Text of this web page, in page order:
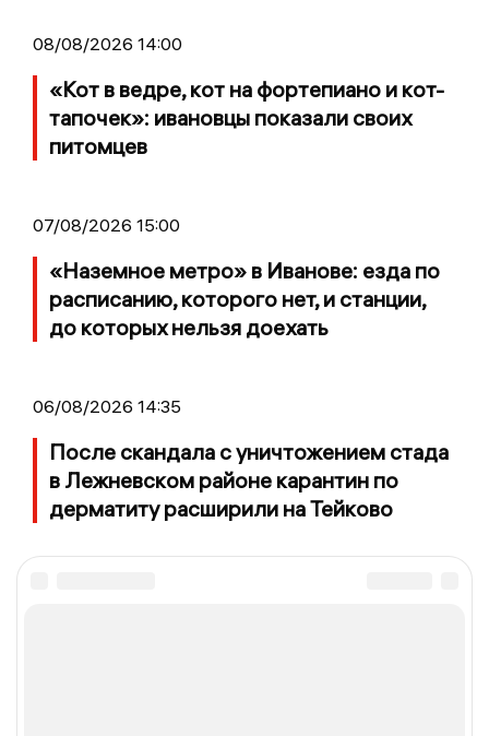
08/08/2026 14:00
«Кот в ведре, кот на фортепиано и кот-
тапочек»: ивановцы показали своих
питомцев
07/08/2026 15:00
«Наземное метро» в Иванове: езда по
расписанию, которого нет, и станции,
до которых нельзя доехать
06/08/2026 14:35
После скандала с уничтожением стада
в Лежневском районе карантин по
дерматиту расширили на Тейково